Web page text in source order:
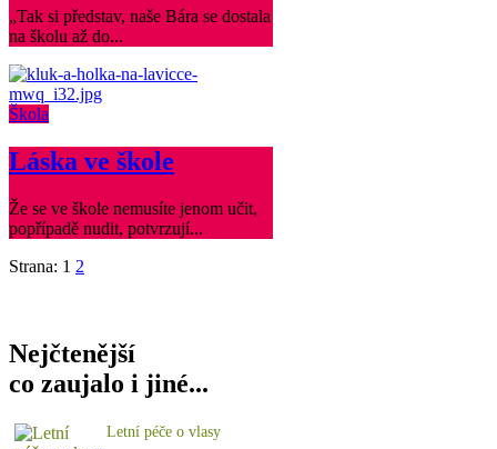
„Tak si představ, naše Bára se dostala
na školu až do...
Škola
Láska ve škole
Že se ve škole nemusíte jenom učit,
popřípadě nudit, potvrzují...
Strana: 1 2
Nejčtenější
co zaujalo i jiné...
Letní péče o vlasy